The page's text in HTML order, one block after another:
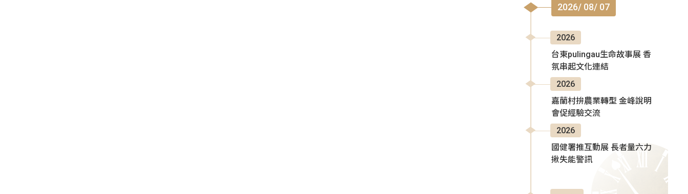
2026/ 08/ 07
2026
台東pulingau生命故事展 香
氛串起文化連結
2026
嘉蘭村拚農業轉型 金峰說明
會促經驗交流
2026
國健署推互動展 長者量六力
揪失能警訊